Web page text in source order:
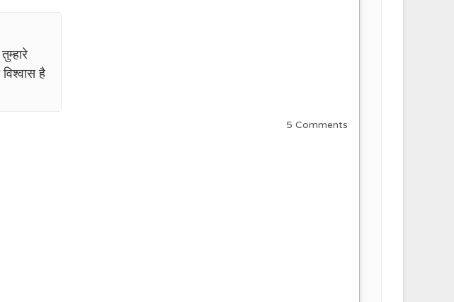
है
5 Comments